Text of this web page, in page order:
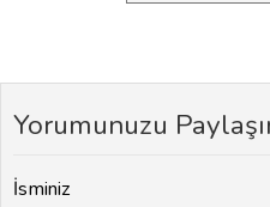
Yorumunuzu
İsminiz